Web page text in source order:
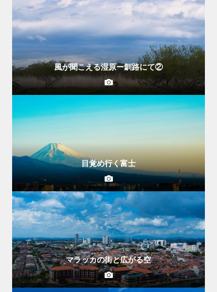
風が聞こえる湿原ー釧路にて②
目覚め行く富士
マラッカの街と広がる空